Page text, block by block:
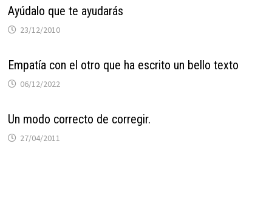
Ayúdalo que te ayudarás
23/12/2010
Empatía con el otro que ha escrito un bello texto
06/12/2022
Un modo correcto de corregir.
27/04/2011